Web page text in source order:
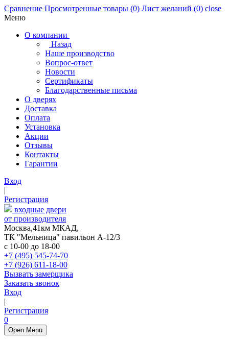
Сравнение Просмотренные товары (0) Лист желаний (0) close
Меню
О компании
Назад
Наше производство
Вопрос-ответ
Новости
Сертификаты
Благодарственные письма
О дверях
Доставка
Оплата
Установка
Акции
Отзывы
Контакты
Гарантии
Вход
|
Регистрация
входные двери
от производителя
Москва,41км МКАД,
ТК "Мельница" павильон А-12/3
с 10-00 до 18-00
+7 (495) 545-74-70
+7 (926) 611-18-00
Вызвать замерщика
Заказать звонок
Вход
|
Регистрация
0
Open Menu